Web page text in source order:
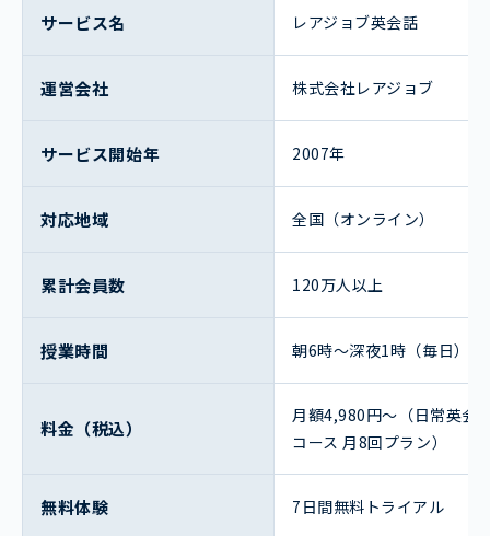
サービス名 レアジョブ英会話
運営会社 株式会社レアジョブ
サービス開始年 2007年
対応地域 全国（オンライン）
累計会員数 120万人以上
授業時間 朝6時〜深夜1時（毎日）
料金（税込）
月額4,980円〜（日常英会
コース 月8回プラン）
無料体験 7日間無料トライアル